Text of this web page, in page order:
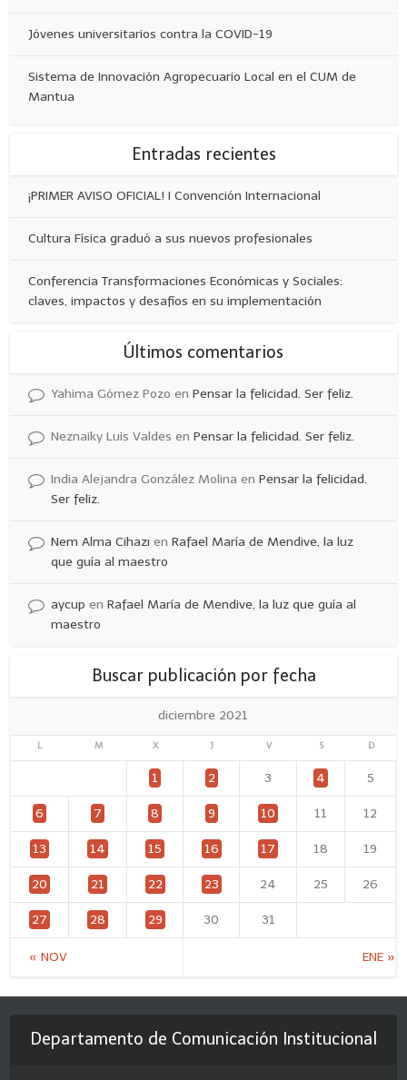
Jóvenes universitarios contra la COVID-19
Sistema de Innovación Agropecuario Local en el CUM de
Mantua
Entradas recientes
¡PRIMER AVISO OFICIAL! I Convención Internacional
Cultura Física graduó a sus nuevos profesionales
Conferencia Transformaciones Económicas y Sociales:
claves, impactos y desafíos en su implementación
Últimos comentarios
Yahima Gómez Pozo enPensar la felicidad. Ser feliz.
Neznaiky Luis Valdes enPensar la felicidad. Ser feliz.
India Alejandra González Molina enPensar la felicidad.
Ser feliz.
Nem Alma Cihazı enRafael María de Mendive, la luz
que guía al maestro
aycup enRafael María de Mendive, la luz que guía al
maestro
Buscar publicación por fecha
diciembre 2021
L M X J V S D
« NOV ENE »
1 2 3 4 5
6 7 8 9 10 11 12
13 14 15 16 17 18 19
20 21 22 23 24 25 26
27 28 29 30 31
Departamento de Comunicación Institucional